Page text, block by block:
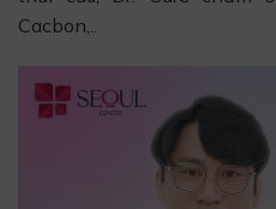
Cacbon,..